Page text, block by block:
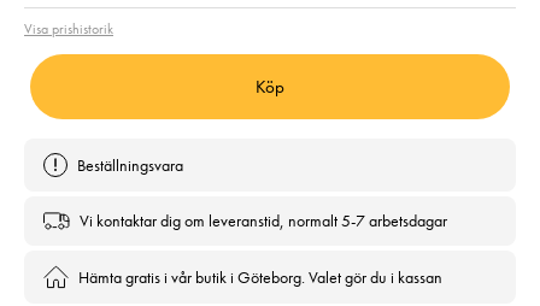
Visa prishistorik
Köp
Beställningsvara
Vi kontaktar dig om leveranstid, normalt 5-7 arbetsdagar
Hämta gratis i vår butik i Göteborg. Valet gör du i kassan